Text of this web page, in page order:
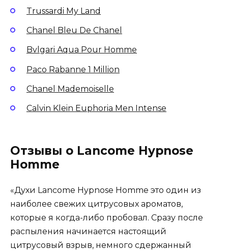
Trussardi My Land
Chanel Bleu De Chanel
Bvlgari Aqua Pour Homme
Paco Rabanne 1 Million
Chanel Mademoiselle
Calvin Klein Euphoria Men Intense
Отзывы о Lancome Hypnose
Homme
«Духи Lancome Hypnose Homme это один из
наиболее свежих цитрусовых ароматов,
которые я когда-либо пробовал. Сразу после
распыления начинается настоящий
цитрусовый взрыв, немного сдержанный